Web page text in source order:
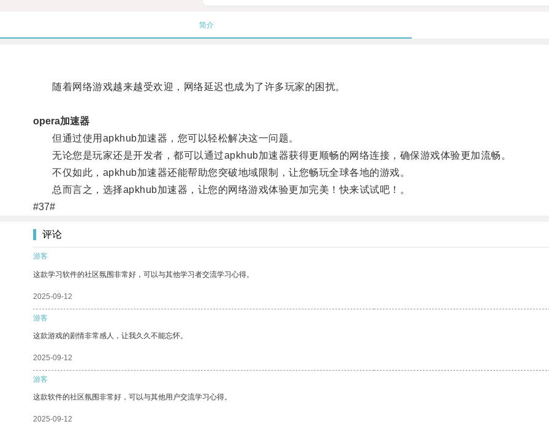
简介
随着网络游戏越来越受欢迎，网络延迟也成为了许多玩家的困扰。
opera加速器
但通过使用apkhub加速器，您可以轻松解决这一问题。
无论您是玩家还是开发者，都可以通过apkhub加速器获得更顺畅的网络连接，确保游戏体验更加流畅。
不仅如此，apkhub加速器还能帮助您突破地域限制，让您畅玩全球各地的游戏。
总而言之，选择apkhub加速器，让您的网络游戏体验更加完美！快来试试吧！。
#37#
评论
游客
这款学习软件的社区氛围非常好，可以与其他学习者交流学习心得。
2025-09-12
游客
这款游戏的剧情非常感人，让我久久不能忘怀。
2025-09-12
游客
这款软件的社区氛围非常好，可以与其他用户交流学习心得。
2025-09-12